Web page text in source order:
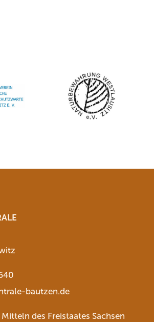
bautzen.de
des Freistaates Sachsen